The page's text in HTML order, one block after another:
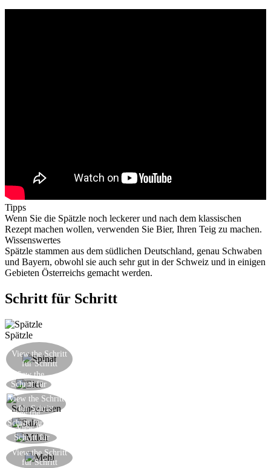
Tipps
Wenn Sie die Spätzle noch leckerer und nach dem klassischen
Rezept machen wollen, verwenden Sie Bier, Ihren Teig zu machen.
Wissenswertes
Spätzle stammen aus dem südlichen Deutschland, genau Schwaben
und Bayern, obwohl sie auch sehr gut in der Schweiz und in einigen
Gebieten Österreichs gemacht werden.
Schritt für Schritt
Spätzle
View the Schritt
für Schritt
View the
Schritt für
Schritt
View the Schritt
für Schritt
View the
Schritt für
Schritt
View the
Schritt für
Schritt
View the Schritt
für Schritt